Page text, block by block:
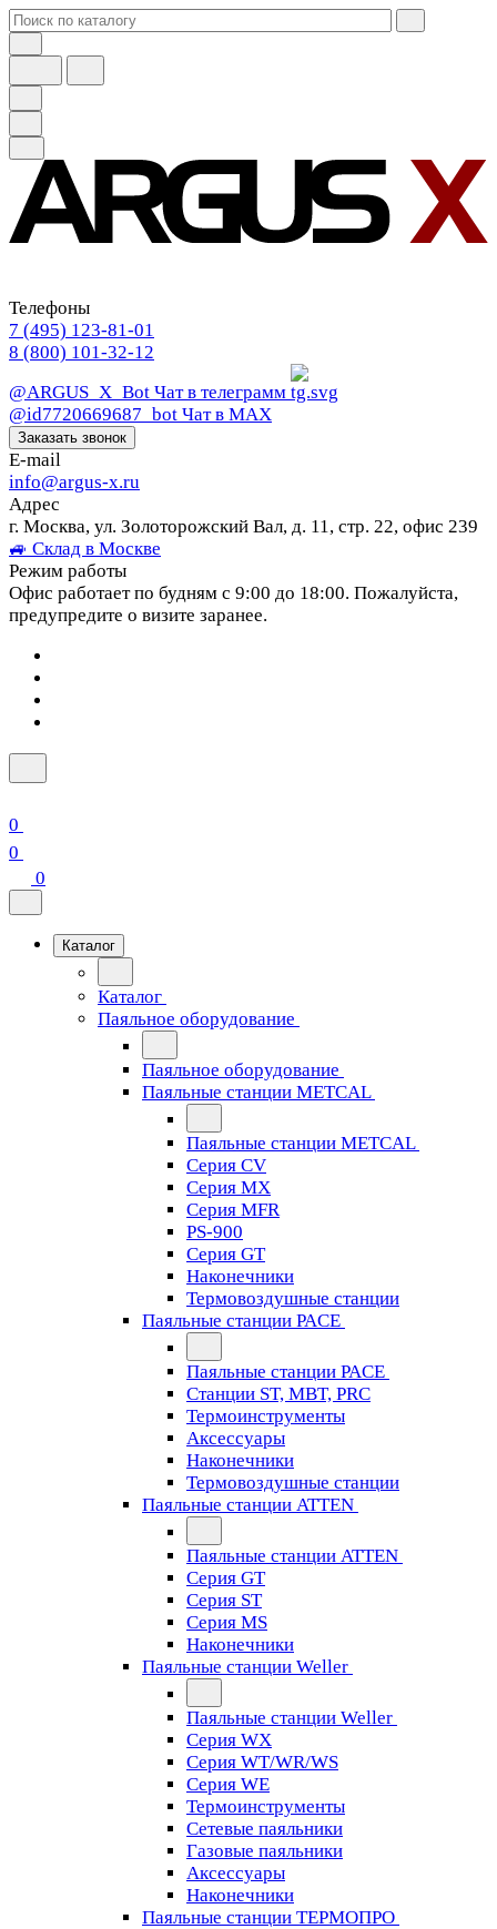
Телефоны
7 (495) 123-81-01
8 (800) 101-32-12
@ARGUS_X_Bot Чат в телеграмм
@id7720669687_bot Чат в МАХ
Заказать звонок
E-mail
info@argus-x.ru
Адрес
г. Москва, ул. Золоторожский Вал, д. 11, стр. 22, офис 239
🚙 Склад в Москве
Режим работы
Офис работает по будням с 9:00 до 18:00. Пожалуйста,
предупредите о визите заранее.
0
0
0
Каталог
Каталог
Паяльное оборудование
Паяльное оборудование
Паяльные станции METCAL
Паяльные станции METCAL
Серия CV
Серия MX
Серия MFR
PS-900
Серия GT
Наконечники
Термовоздушные станции
Паяльные станции PACE
Паяльные станции PACE
Станции ST, MBT, PRC
Термоинструменты
Аксессуары
Наконечники
Термовоздушные станции
Паяльные станции ATTEN
Паяльные станции ATTEN
Серия GT
Серия ST
Серия MS
Наконечники
Паяльные станции Weller
Паяльные станции Weller
Серия WX
Серия WT/WR/WS
Серия WE
Термоинструменты
Сетевые паяльники
Газовые паяльники
Аксессуары
Наконечники
Паяльные станции ТЕРМОПРО